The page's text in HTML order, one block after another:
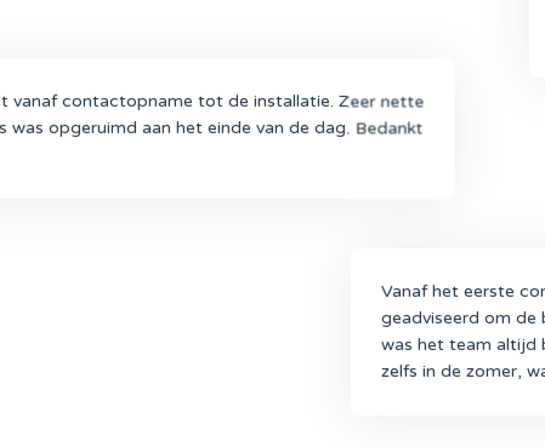
vanaf contactopname tot de installatie. Zeer nette
was opgeruimd aan het einde van de dag. Bedankt
Vanaf het eerste
geadviseerd om de
was het team altijd
zelfs in de zomer,